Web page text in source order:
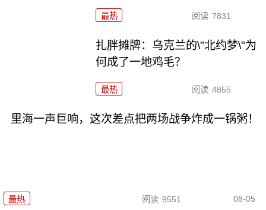
最热 阅读 7831
扎胖摊牌：乌克兰的\"北约梦\"为
何成了一地鸡毛？
最热 阅读 4855
里海一声巨响，这次差点把两场战争炸成一锅粥！
最热 阅读 9551 08-05